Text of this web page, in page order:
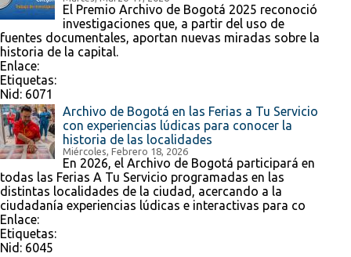
El Premio Archivo de Bogotá 2025 reconoció
investigaciones que, a partir del uso de
fuentes documentales, aportan nuevas miradas sobre la
historia de la capital.
Enlace:
Etiquetas:
Nid: 6071
Archivo de Bogotá en las Ferias a Tu Servicio
con experiencias lúdicas para conocer la
historia de las localidades
Miércoles, Febrero 18, 2026
En 2026, el Archivo de Bogotá participará en
todas las Ferias A Tu Servicio programadas en las
distintas localidades de la ciudad, acercando a la
ciudadanía experiencias lúdicas e interactivas para co
Enlace:
Etiquetas:
Nid: 6045